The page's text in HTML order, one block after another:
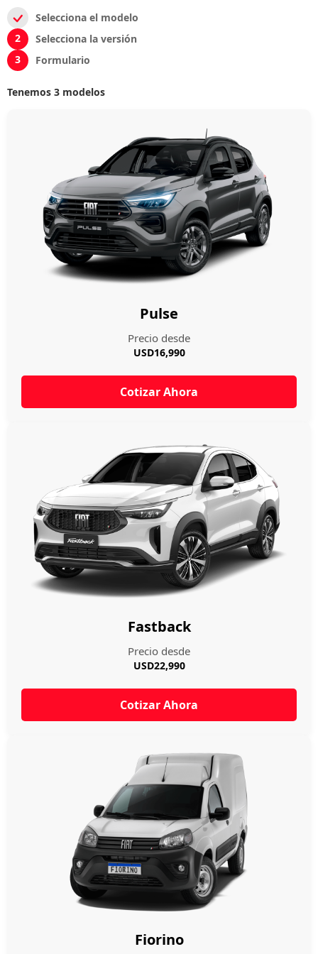
Selecciona el modelo
2
Selecciona la versión
3
Formulario
Tenemos 3 modelos
Pulse
Precio desde
USD16,990
Cotizar Ahora
Fastback
Precio desde
USD22,990
Cotizar Ahora
Fiorino